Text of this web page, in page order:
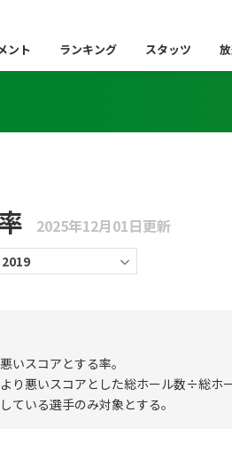
ント ランキング スタッツ
2025年12月01日更新
いスコアとする率。
より悪いスコアとした総ホール数÷総ホ
ている選手のみ対象とする。